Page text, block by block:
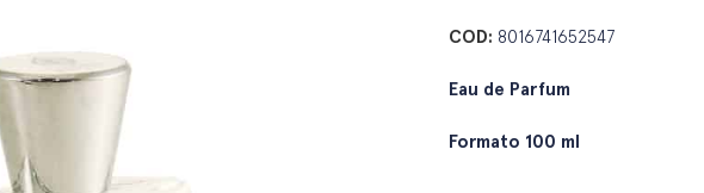
COD: 8016741652547
Eau de Parfum
Formato 100 ml